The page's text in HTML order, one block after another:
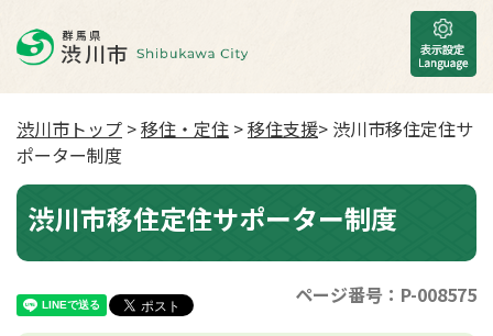
渋川市トップ >移住・定住 >移住支援> 渋川市移住定住サ
ポーター制度
渋川市移住定住サポーター制度
ページ番号：P-008575